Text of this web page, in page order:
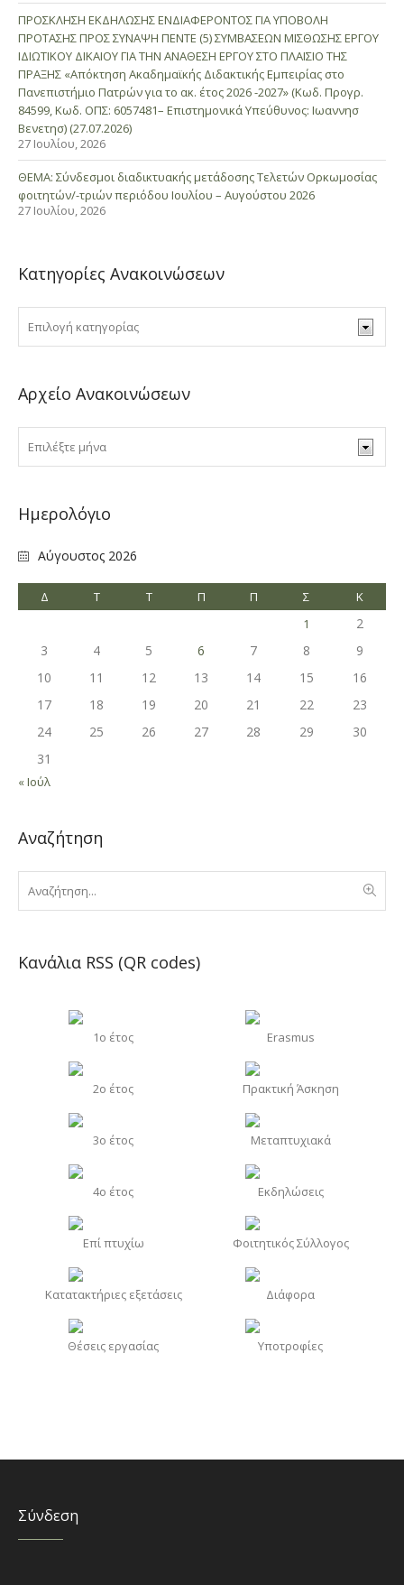
ΠΡΟΣΚΛΗΣΗ ΕΚΔΗΛΩΣΗΣ ΕΝΔΙΑΦΕΡΟΝΤΟΣ ΓΙΑ ΥΠΟΒΟΛΗ
ΠΡΟΤΑΣΗΣ ΠΡΟΣ ΣΥΝΑΨΗ ΠΕΝΤΕ (5) ΣΥΜΒΑΣΕΩΝ ΜΙΣΘΩΣΗΣ ΕΡΓΟΥ
ΙΔΙΩΤΙΚΟΥ ΔΙΚΑΙΟΥ ΓΙΑ ΤΗΝ ΑΝΑΘΕΣΗ ΕΡΓΟΥ ΣΤΟ ΠΛΑΙΣΙΟ ΤΗΣ
ΠΡΑΞΗΣ «Απόκτηση Ακαδημαϊκής Διδακτικής Εμπειρίας στο
Πανεπιστήμιο Πατρών για το ακ. έτος 2026 -2027» (Κωδ. Προγρ.
84599, Κωδ. ΟΠΣ: 6057481– Επιστημονικά Υπεύθυνος: Ιωαννησ
Βενετησ) (27.07.2026)
27 Ιουλίου, 2026
ΘΕΜΑ: Σύνδεσμοι διαδικτυακής μετάδοσης Τελετών Ορκωμοσίας
φοιτητών/-τριών περιόδου Ιουλίου – Αυγούστου 2026
27 Ιουλίου, 2026
Κατηγορίες Ανακοινώσεων
Αρχείο Ανακοινώσεων
Ημερολόγιο
Αύγουστος 2026
Δ Τ Τ Π Π Σ
Κ
1
2
3
4 5 6 7 8
9
10
11 12 13 14 15
16
17
18 19 20 21 22
23
24
25 26 27 28 29
30
31
« Ιούλ
Αναζήτηση
Κανάλια RSS (QR codes)
1o έτος Erasmus
2o έτος Πρακτική Άσκηση
3o έτος Μεταπτυχιακά
4o έτος Εκδηλώσεις
Επί πτυχίω Φοιτητικός Σύλλογος
Κατατακτήριες εξετάσεις Διάφορα
Θέσεις εργασίας Υποτροφίες
Σύνδεση